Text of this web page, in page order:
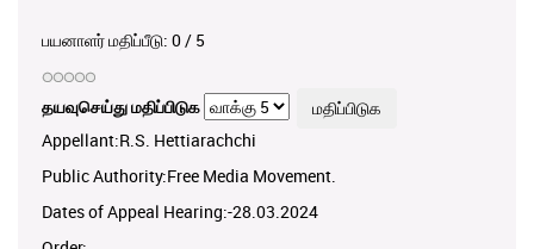
பயனாளர் மதிப்பீடு: 0/ 5
தயவுசெய்து மதிப்பிடுக
Appellant:R.S. Hettiarachchi
Public Authority:Free Media Movement.
Dates of Appeal Hearing:-28.03.2024